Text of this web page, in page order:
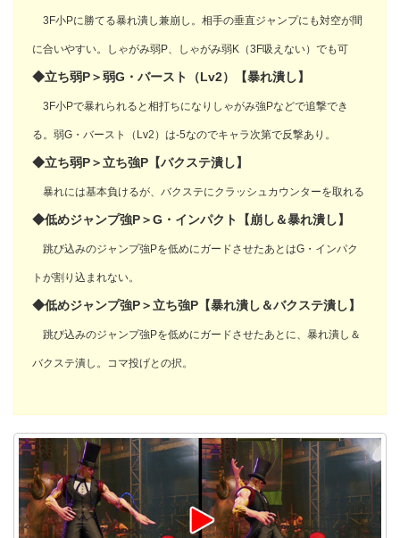
3F小Pに勝てる暴れ潰し兼崩し。相手の垂直ジャンプにも対空が間
に合いやすい。しゃがみ弱P、しゃがみ弱K（3F吸えない）でも可
◆立ち弱P＞弱G・バースト（Lv2）【暴れ潰し】
3F小Pで暴れられると相打ちになりしゃがみ強Pなどで追撃でき
る。弱G・バースト（Lv2）は-5なのでキャラ次第で反撃あり。
◆立ち弱P＞立ち強P【バクステ潰し】
暴れには基本負けるが、バクステにクラッシュカウンターを取れる
◆低めジャンプ強P＞G・インパクト【崩し＆暴れ潰し】
跳び込みのジャンプ強Pを低めにガードさせたあとはG・インパク
トが割り込まれない。
◆低めジャンプ強P＞立ち強P【暴れ潰し＆バクステ潰し】
跳び込みのジャンプ強Pを低めにガードさせたあとに、暴れ潰し＆
バクステ潰し。コマ投げとの択。